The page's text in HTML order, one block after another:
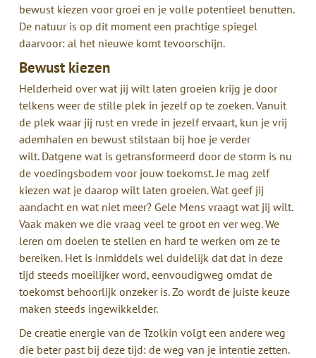
bewust kiezen voor groei en je volle potentieel benutten.
De natuur is op dit moment een prachtige spiegel
daarvoor: al het nieuwe komt tevoorschijn.
Bewust kiezen
Helderheid over wat jij wilt laten groeien krijg je door
telkens weer de stille plek in jezelf op te zoeken. Vanuit
de plek waar jij rust en vrede in jezelf ervaart, kun je vrij
ademhalen en bewust stilstaan bij hoe je verder
wilt. Datgene wat is getransformeerd door de storm is nu
de voedingsbodem voor jouw toekomst. Je mag zelf
kiezen wat je daarop wilt laten groeien. Wat geef jij
aandacht en wat niet meer? Gele Mens vraagt wat jij wilt.
Vaak maken we die vraag veel te groot en ver weg. We
leren om doelen te stellen en hard te werken om ze te
bereiken. Het is inmiddels wel duidelijk dat dat in deze
tijd steeds moeilijker word, eenvoudigweg omdat de
toekomst behoorlijk onzeker is. Zo wordt de juiste keuze
maken steeds ingewikkelder.
De creatie energie van de Tzolkin volgt een andere weg
die beter past bij deze tijd: de weg van je intentie zetten.